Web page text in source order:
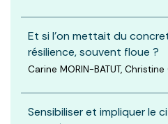
Et si l’on mettait du
résilience, souvent floue ?
Carine MORIN-BATUT,
Sensibiliser et impliquer le